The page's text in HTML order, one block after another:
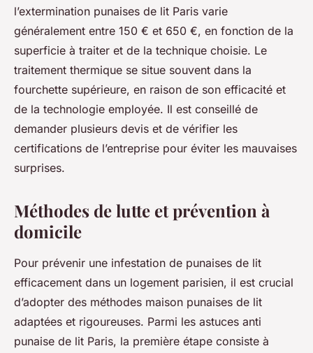
l’extermination punaises de lit Paris varie
généralement entre 150 € et 650 €, en fonction de la
superficie à traiter et de la technique choisie. Le
traitement thermique se situe souvent dans la
fourchette supérieure, en raison de son efficacité et
de la technologie employée. Il est conseillé de
demander plusieurs devis et de vérifier les
certifications de l’entreprise pour éviter les mauvaises
surprises.
Méthodes de lutte et prévention à
domicile
Pour prévenir une infestation de punaises de lit
efficacement dans un logement parisien, il est crucial
d’adopter des méthodes maison punaises de lit
adaptées et rigoureuses. Parmi les astuces anti
punaise de lit Paris, la première étape consiste à